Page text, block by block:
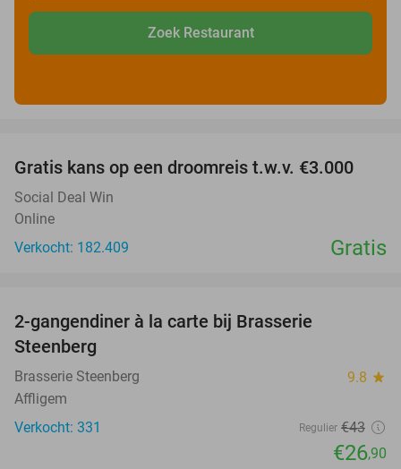
Zoek Restaurant
Gratis kans op een droomreis t.w.v. €3.000
Social Deal Win
Online
Verkocht: 182.409
Gratis
2-gangendiner à la carte bij Brasserie
Steenberg
Brasserie Steenberg 9.8 star
Affligem
Verkocht: 331
Regulier €43
€26,90